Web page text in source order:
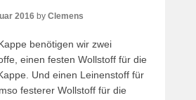
2016 by Clemens
benötigen wir zwei
einen festen Wollstoff für die
Und einen Leinenstoff für
festerer Wollstoff für die